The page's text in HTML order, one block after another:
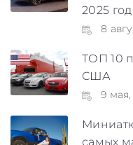
2025
8
ТОП 10
США
9
самых